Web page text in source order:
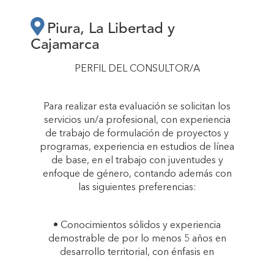
EMPLEABILIDAD Y
EMPLEOS DIGNOS,
EQUITATIVOS Y
SOSTENIBLES, DE
JUVENTUDES Y
Piura, La Libertad y
Cajamarca
PERFIL DEL CONSULTOR/A
Para realizar esta evaluación se solicitan los
servicios un/a profesional, con experiencia
de trabajo de formulación de proyectos y
programas, experiencia en estudios de línea
de base, en el trabajo con juventudes y
enfoque de género, contando además con
las siguientes preferencias:
• Conocimientos sólidos y experiencia
demostrable de por lo menos 5 años en
desarrollo territorial, con énfasis en